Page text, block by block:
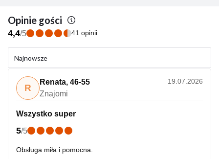
Opinie gości
4,4/5 41 opinii
Najnowsze
R
Renata, 46-55
Znajomi
Wszystko super
5/5
Obsługa miła i pomocna.
19.07.2026